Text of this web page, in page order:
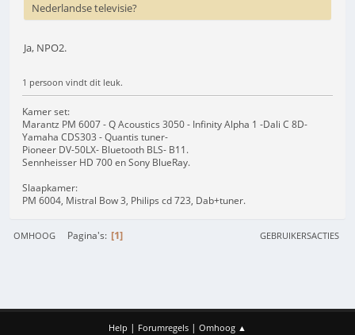
Nederlandse televisie?
Ja, NPO2.
1 persoon vindt dit leuk.
Kamer set:
Marantz PM 6007 - Q Acoustics 3050 - Infinity Alpha 1 -Dali C 8D-
Yamaha CDS303 - Quantis tuner-
Pioneer DV-50LX- Bluetooth BLS- B11.
Sennheisser HD 700 en Sony BlueRay.
Slaapkamer:
PM 6004, Mistral Bow 3, Philips cd 723, Dab+tuner.
OMHOOG Pagina's 1 GEBRUIKERSACTIES
Help | Forumregels | Omhoog ▲